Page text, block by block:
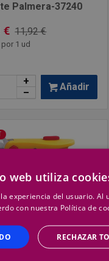
Palmera-37240
€ 11,92 €
1 ud
+
–
Añadir
web utiliza
experiencia del usuario. Al
con nuestra Política de
RECHAZAR